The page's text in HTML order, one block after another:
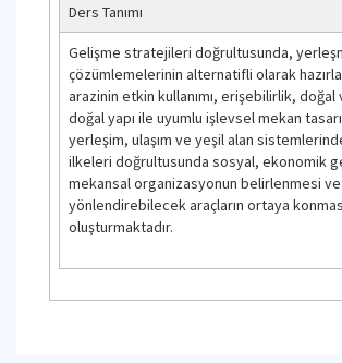
Ders Tanımı
Gelişme stratejileri doğrultusunda,
çözümlemelerinin alternatifli olarak
arazinin etkin kullanımı, erişebilirlik,
doğal yapı ile uyumlu işlevsel mekan
yerleşim, ulaşım ve yeşil alan
ilkeleri doğrultusunda sosyal, ekonomik
mekansal organizasyonun belirlenmesi ve
yönlendirebilecek araçların ortaya
oluşturmaktadır.